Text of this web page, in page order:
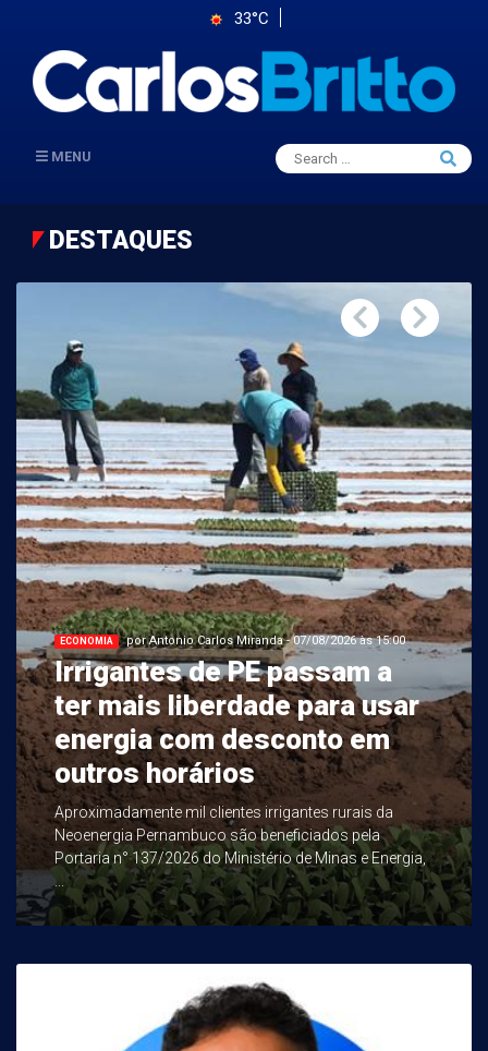
33°C
MENU
Search
for:
Search
DESTAQUES
ECONOMIA por Antonio Carlos Miranda - 07/08/2026 às 15:00
Irrigantes de PE passam a
ter mais liberdade para usar
energia com desconto em
outros horários
Aproximadamente mil clientes irrigantes rurais da
Neoenergia Pernambuco são beneficiados pela
Portaria n° 137/2026 do Ministério de Minas e Energia,